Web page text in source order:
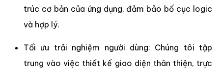
trúc cơ bản của ứng dụng, đảm bảo bố cục logic
và hợp lý.
Tối ưu trải nghiệm người dùng: Chúng tôi tập
trung vào việc thiết kế giao diện thân thiện, trực